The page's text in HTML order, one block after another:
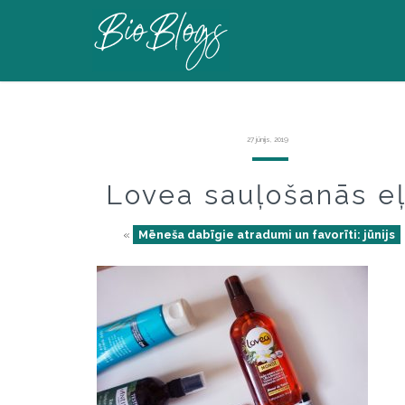
27 jūnijs, 2019
Lovea sauļošanās
« Mēneša dabīgie atradumi un favorīti: jūnijs